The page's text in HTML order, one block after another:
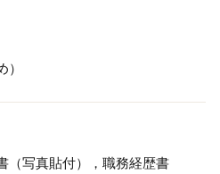
（写真貼付），職務経歴書